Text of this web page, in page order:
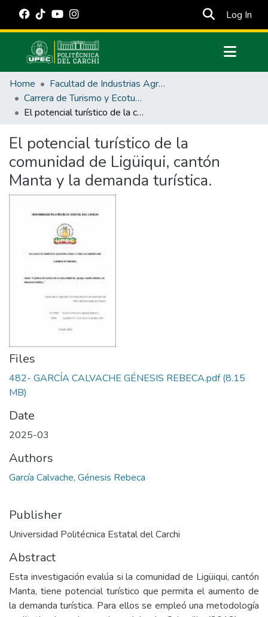
Log In
Communities & Collections
All of DSpace
Statistics
Estadísticas Externas
Manuales
Home
Facultad de Industrias Agropecuarias y Ciencias Ambientales
Carrera de Turismo y Ecoturimo
El potencial turístico de la comunidad de Ligüiqui, cantón Manta y la demanda turística.
El potencial turístico de la
comunidad de Ligüiqui, cantón
Manta y la demanda turística.
Files
482- GARCÍA CALVACHE GÉNESIS REBECA.pdf(8.15
MB)
Date
2025-03
Authors
García Calvache, Génesis Rebeca
Publisher
Universidad Politécnica Estatal del Carchi
Abstract
Esta investigación evalúa si la comunidad de Ligüiqui, cantón
Manta, tiene potencial turístico que permita el aumento de
la demanda turística. Para ellos se empleó una metodología